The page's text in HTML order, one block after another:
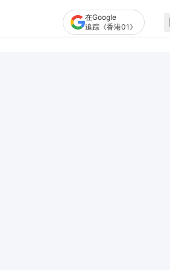
在Google
追踪《香港01》